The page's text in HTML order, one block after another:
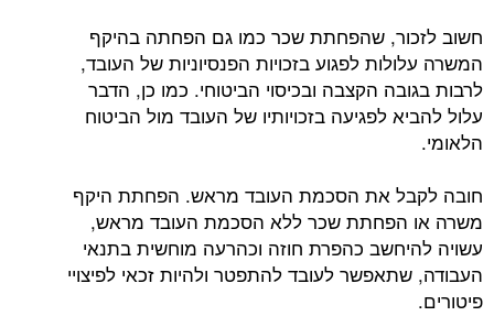
חשוב לזכור, שהפחתת שכר כמו גם הפחתה בהיקף
המשרה עלולות לפגוע בזכויות הפנסיוניות של העובד,
לרבות בגובה הקצבה ובכיסוי הביטוחי. כמו כן, הדבר
עלול להביא לפגיעה בזכויותיו של העובד מול הביטוח
הלאומי.
חובה לקבל את הסכמת העובד מראש. הפחתת היקף
משרה או הפחתת שכר ללא הסכמת העובד מראש,
עשויה להיחשב כהפרת חוזה וכהרעה מוחשית בתנאי
העבודה, שתאפשר לעובד להתפטר ולהיות זכאי לפיצויי
פיטורים.